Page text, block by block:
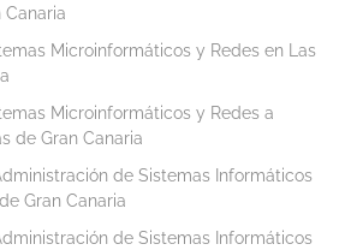
Canaria
Microinformáticos y Redes en Las
Microinformáticos y Redes a
de Gran Canaria
de Sistemas Informáticos
Gran Canaria
de Sistemas Informáticos